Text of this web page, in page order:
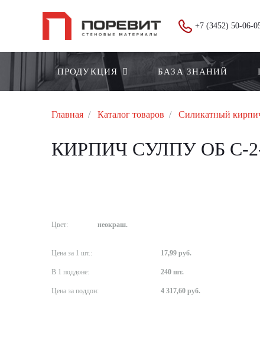
+7 (3452) 50-06-
ПРОДУКЦИЯ БАЗА ЗНАНИЙ
Главная Каталог товаров Силикатный
КИРПИЧ СУЛПУ ОБ С-2-
Цвет: неокраш.
Цена за 1 шт.: 17,99 руб.
В 1 поддоне: 240 шт.
Цена за поддон: 4 317,60 руб.